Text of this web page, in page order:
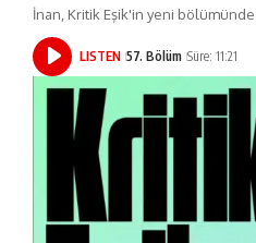
İnan, Kritik Eşik'in yeni
LISTEN 57. Bölüm Süre: 11:21